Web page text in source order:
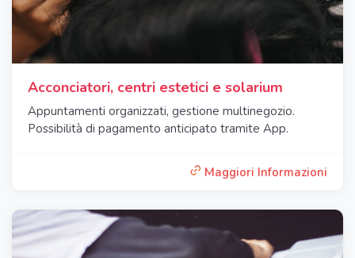
Acconciatori, centri estetici e solarium
Appuntamenti organizzati, gestione multinegozio.
Possibilità di pagamento anticipato tramite App.
Maggiori Informazioni